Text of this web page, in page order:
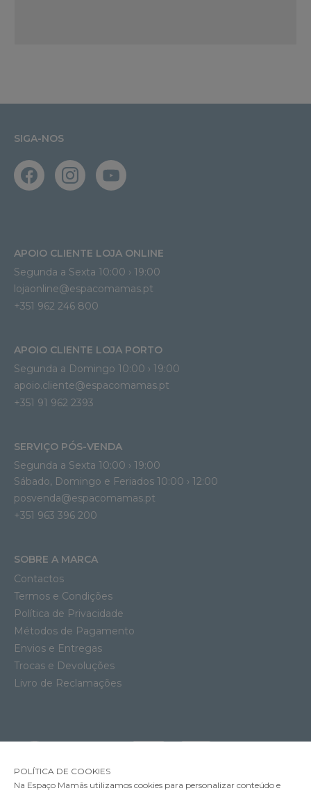
SIGA-NOS
APOIO CLIENTE LOJA ONLINE
Segunda a Sexta 10:00 › 19:00
lojaonline@espacomamas.pt
+351 962 246 800
APOIO CLIENTE LOJA PORTO
Segunda a Domingo 10:00 › 19:00
apoio.cliente@espacomamas.pt
+351 91 962 2393
SERVIÇO PÓS-VENDA
Segunda a Sexta 10:00 › 19:00
Sábado, Domingo e Feriados 10:00 › 12:00
posvenda@espacomamas.pt
+351 963 396 200
SOBRE A MARCA
Contactos
Termos e Condições
Política de Privacidade
Métodos de Pagamento
Envios e Entregas
Trocas e Devoluções
Livro de Reclamações
POLÍTICA DE COOKIES
Na Espaço Mamãs utilizamos cookies para personalizar conteúdo e